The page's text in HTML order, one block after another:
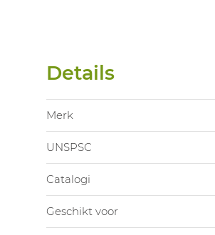
Details
Merk
UNSPSC
Catalogi
Geschikt voor